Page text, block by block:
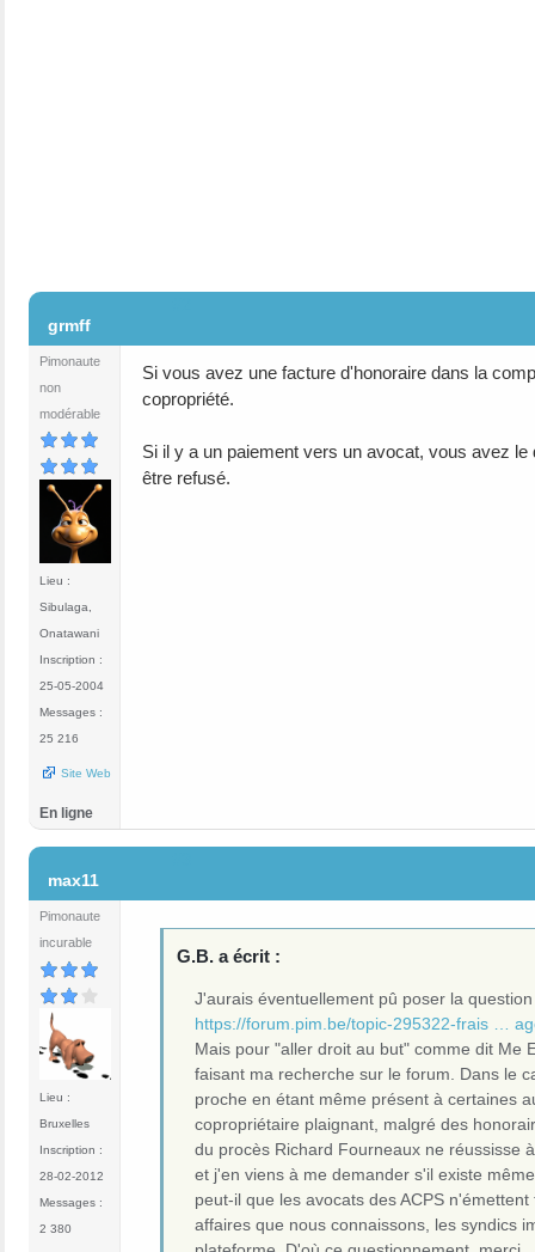
grmff
Pimonaute
non
modérable
Lieu :
Sibulaga,
Onatawani
Inscription :
25-05-2004
Messages :
25 216
Site Web
Si vous avez une facture d'honoraire dans la
copropriété.
Si il y a un paiement vers un avocat, vous avez
être refusé.
En ligne
max11
Pimonaute
incurable
Lieu :
Bruxelles
Inscription :
28-02-2012
Messages :
2 380
G.B. a écrit :
J'aurais éventuellement pû poser la
https://forum.pim.be/topic-295322-frais …
Mais pour "aller droit au but" comme dit Me
faisant ma recherche sur le forum. Dans le
proche en étant même présent à certaines
copropriétaire plaignant, malgré des
du procès Richard Fourneaux ne réussisse
et j'en viens à me demander s'il existe
peut-il que les avocats des ACPS
affaires que nous connaissons, les syndics